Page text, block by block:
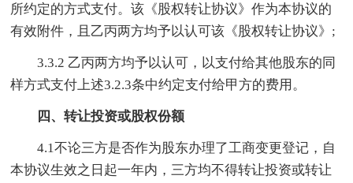
所约定的方式支付。该《股权转让协议》作为本协议的
有效附件，且乙丙两方均予以认可该《股权转让协议》;
3.3.2 乙丙两方均予以认可，以支付给其他股东的同
样方式支付上述3.2.3条中约定支付给甲方的费用。
四、转让投资或股权份额
4.1不论三方是否作为股东办理了工商变更登记，自
本协议生效之日起一年内，三方均不得转让投资或转让